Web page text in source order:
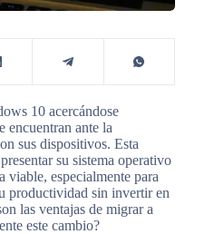
10 acercándose
encuentran ante la
sus dispositivos. Esta
su sistema operativo
viable, especialmente para
productividad sin invertir en
las ventajas de migrar a
este cambio?